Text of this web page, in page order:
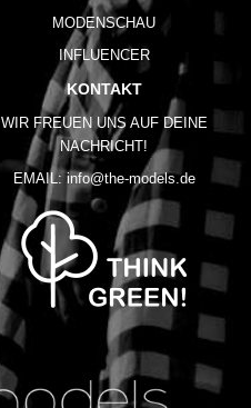
MODENSCHAU
INFLUENCER
KONTAKT
WIR FREUEN UNS AUF DEINE
NACHRICHT!
EMAIL: info@the-models.de